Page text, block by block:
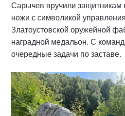
Сарычев вручили
ножи с символикой
Златоустовской оружейной
наградной медальон. С
очередные задачи по заставе.